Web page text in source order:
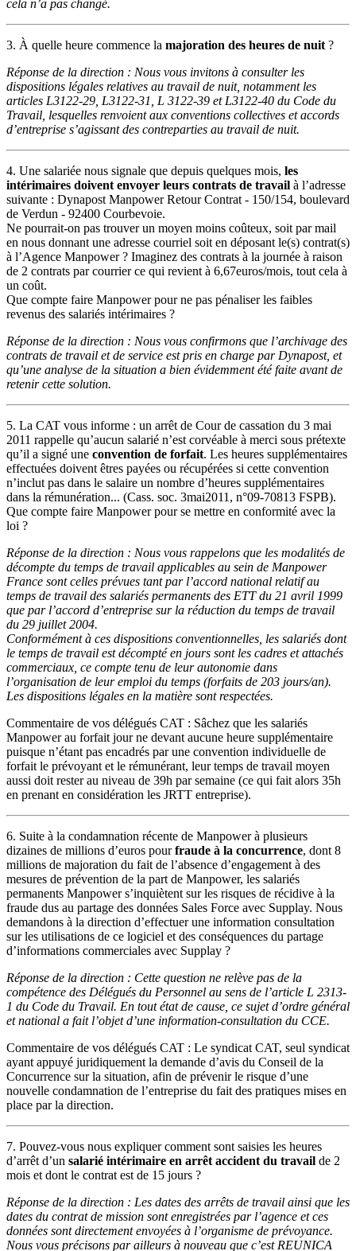
cela n’a pas changé.
3. À quelle heure commence la majoration des heures de nuit ?
Réponse de la direction : Nous vous invitons à consulter les
dispositions légales relatives au travail de nuit, notamment les
articles L3122-29, L3122-31, L 3122-39 et L3122-40 du Code du
Travail, lesquelles renvoient aux conventions collectives et accords
d’entreprise s’agissant des contreparties au travail de nuit.
4. Une salariée nous signale que depuis quelques mois, les
intérimaires doivent envoyer leurs contrats de travail à l’adresse
suivante : Dynapost Manpower Retour Contrat - 150/154, boulevard
de Verdun - 92400 Courbevoie.
Ne pourrait-on pas trouver un moyen moins coûteux, soit par mail
en nous donnant une adresse courriel soit en déposant le(s) contrat(s)
à l’Agence Manpower ? Imaginez des contrats à la journée à raison
de 2 contrats par courrier ce qui revient à 6,67euros/mois, tout cela à
un coût.
Que compte faire Manpower pour ne pas pénaliser les faibles
revenus des salariés intérimaires ?
Réponse de la direction : Nous vous confirmons que l’archivage des
contrats de travail et de service est pris en charge par Dynapost, et
qu’une analyse de la situation a bien évidemment été faite avant de
retenir cette solution.
5. La CAT vous informe : un arrêt de Cour de cassation du 3 mai
2011 rappelle qu’aucun salarié n’est corvéable à merci sous prétexte
qu’il a signé une convention de forfait. Les heures supplémentaires
effectuées doivent êtres payées ou récupérées si cette convention
n’inclut pas dans le salaire un nombre d’heures supplémentaires
dans la rémunération... (Cass. soc. 3mai2011, n°09-70813 FSPB).
Que compte faire Manpower pour se mettre en conformité avec la
loi ?
Réponse de la direction : Nous vous rappelons que les modalités de
décompte du temps de travail applicables au sein de Manpower
France sont celles prévues tant par l’accord national relatif au
temps de travail des salariés permanents des ETT du 21 avril 1999
que par l’accord d’entreprise sur la réduction du temps de travail
du 29 juillet 2004.
Conformément à ces dispositions conventionnelles, les salariés dont
le temps de travail est décompté en jours sont les cadres et attachés
commerciaux, ce compte tenu de leur autonomie dans
l’organisation de leur emploi du temps (forfaits de 203 jours/an).
Les dispositions légales en la matière sont respectées.
Commentaire de vos délégués CAT : Sâchez que les salariés
Manpower au forfait jour ne devant aucune heure supplémentaire
puisque n’étant pas encadrés par une convention individuelle de
forfait le prévoyant et le rémunérant, leur temps de travail moyen
aussi doit rester au niveau de 39h par semaine (ce qui fait alors 35h
en prenant en considération les JRTT entreprise).
6. Suite à la condamnation récente de Manpower à plusieurs
dizaines de millions d’euros pourfraude à la concurrence, dont 8
millions de majoration du fait de l’absence d’engagement à des
mesures de prévention de la part de Manpower, les salariés
permanents Manpower s’inquiètent sur les risques de récidive à la
fraude dus au partage des données Sales Force avec Supplay. Nous
demandons à la direction d’effectuer une information consultation
sur les utilisations de ce logiciel et des conséquences du partage
d’informations commerciales avec Supplay ?
Réponse de la direction : Cette question ne relève pas de la
compétence des Délégués du Personnel au sens de l’article L 2313-
1 du Code du Travail. En tout état de cause, ce sujet d’ordre général
et national a fait l’objet d’une information-consultation du CCE.
Commentaire de vos délégués CAT : Le syndicat CAT, seul syndicat
ayant appuyé juridiquement la demande d’avis du Conseil de la
Concurrence sur la situation, afin de prévenir le risque d’une
nouvelle condamnation de l’entreprise du fait des pratiques mises en
place par la direction.
7. Pouvez-vous nous expliquer comment sont saisies les heures
d’arrêt d’un salarié intérimaire en arrêt accident du travail de 2
mois et dont le contrat est de 15 jours ?
Réponse de la direction : Les dates des arrêts de travail ainsi que les
dates du contrat de mission sont enregistrées par l’agence et ces
données sont directement envoyées à l’organisme de prévoyance.
Nous vous précisons par ailleurs à nouveau que c’est REUNICA